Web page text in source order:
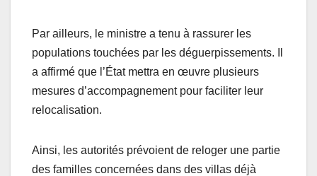
Par ailleurs, le ministre a tenu à rassurer les
populations touchées par les déguerpissements. Il
a affirmé que l’État mettra en œuvre plusieurs
mesures d’accompagnement pour faciliter leur
relocalisation.
Ainsi, les autorités prévoient de reloger une partie
des familles concernées dans des villas déjà